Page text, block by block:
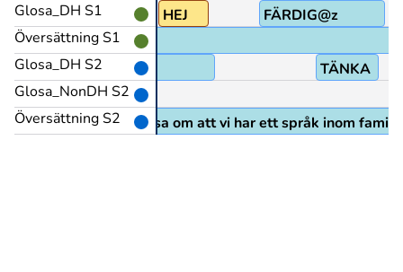
Glosa_DH S1
Översättning S1
Glosa_DH S2
Glosa_NonDH S2
Översättning S2
PU@g HEJ FÄRDIG@z
MEN TÄNKA
jag tänkte på det du sa om att vi har ett språk inom